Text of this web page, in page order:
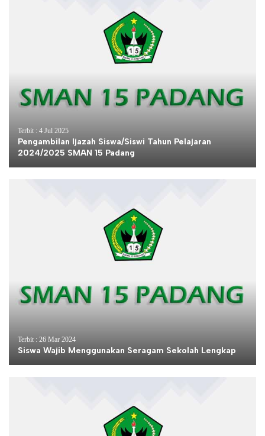
Terbit : 4 Jul 2025
Pengambilan Ijazah Siswa/Siswi Tahun Pelajaran
2024/2025 SMAN 15 Padang
Terbit : 26 Mar 2024
Siswa Wajib Menggunakan Seragam Sekolah Lengkap